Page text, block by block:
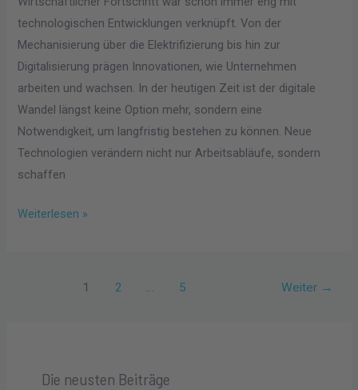
technologischen Entwicklungen verknüpft. Von der
Mechanisierung über die Elektrifizierung bis hin zur
Digitalisierung prägen Innovationen, wie Unternehmen
arbeiten und wachsen. In der heutigen Zeit ist der digitale
Wandel längst keine Option mehr, sondern eine
Notwendigkeit, um langfristig bestehen zu können. Neue
Technologien verändern nicht nur Arbeitsabläufe, sondern
schaffen
Weiterlesen »
1 2 … 5 Weiter →
Die neusten Beiträge